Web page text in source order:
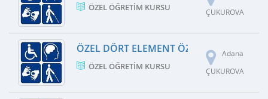
ÖZEL ÖĞRETIM KURSU
ÇUKUROVA
ÖZEL DÖRT ELEMENT ÖZEL ÖĞRETIM
ÖZEL ÖĞRETIM KURSU
Adana
ÇUKUROVA